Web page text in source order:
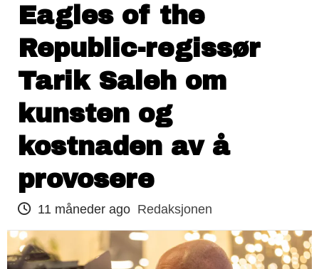
Eagles of the
Republic-regissør
Tarik Saleh om
kunsten og
kostnaden av å
provosere
11 måneder ago Redaksjonen